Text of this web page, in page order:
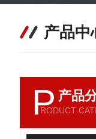
产品中
P 产品
RODUCT